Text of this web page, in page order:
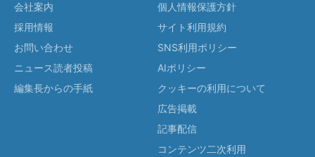
会社案内
採用情報
お問い合わせ
ニュース読者投稿
編集長からの手紙
個人情報保護方針
サイト利用規約
SNS利用ポリシー
AIポリシー
クッキーの利用について
広告掲載
記事配信
コンテンツ二次利用